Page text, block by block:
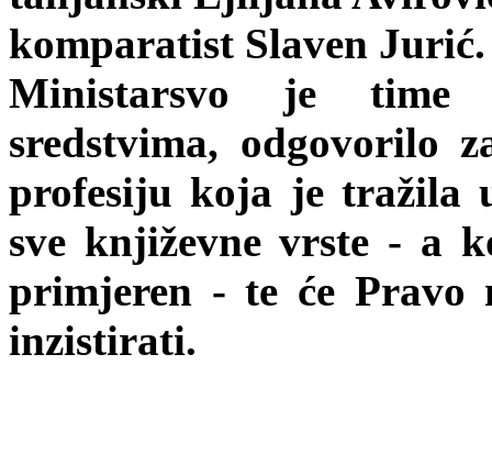
komparatist Slaven Jurić.
Ministarsvo je time
sredstvima, odgovorilo
profesiju koja je tražila
sve književne vrste - a
primjeren - te će Pravo
inzistirati.